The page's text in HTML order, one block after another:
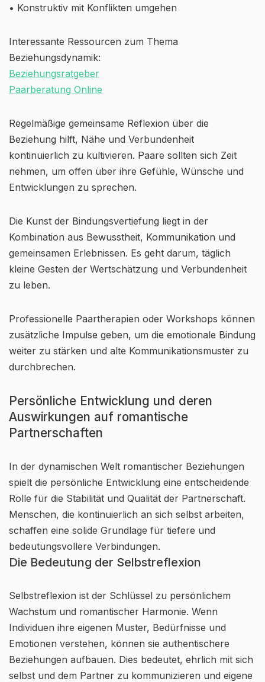
• Konstruktiv mit Konflikten umgehen
Interessante Ressourcen zum Thema
Beziehungsdynamik:
Beziehungsratgeber
Paarberatung Online
Regelmäßige gemeinsame Reflexion über die
Beziehung hilft, Nähe und Verbundenheit
kontinuierlich zu kultivieren. Paare sollten sich Zeit
nehmen, um offen über ihre Gefühle, Wünsche und
Entwicklungen zu sprechen.
Die Kunst der Bindungsvertiefung liegt in der
Kombination aus Bewusstheit, Kommunikation und
gemeinsamen Erlebnissen. Es geht darum, täglich
kleine Gesten der Wertschätzung und Verbundenheit
zu leben.
Professionelle Paartherapien oder Workshops können
zusätzliche Impulse geben, um die emotionale Bindung
weiter zu stärken und alte Kommunikationsmuster zu
durchbrechen.
Persönliche Entwicklung und deren
Auswirkungen auf romantische
Partnerschaften
In der dynamischen Welt romantischer Beziehungen
spielt die persönliche Entwicklung eine entscheidende
Rolle für die Stabilität und Qualität der Partnerschaft.
Menschen, die kontinuierlich an sich selbst arbeiten,
schaffen eine solide Grundlage für tiefere und
bedeutungsvollere Verbindungen.
Die Bedeutung der Selbstreflexion
Selbstreflexion ist der Schlüssel zu persönlichem
Wachstum und romantischer Harmonie. Wenn
Individuen ihre eigenen Muster, Bedürfnisse und
Emotionen verstehen, können sie authentischere
Beziehungen aufbauen. Dies bedeutet, ehrlich mit sich
selbst und dem Partner zu kommunizieren und eigene